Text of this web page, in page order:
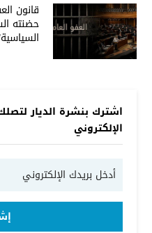
قانون
حضنته
اشترك بنشرة الديار
الإلكتروني